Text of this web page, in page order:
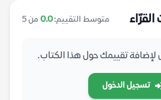
متوسط التقييم:0.0 من 5
تقييمك حول هذا الكتاب.
تسجيل الدخول